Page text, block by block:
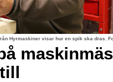
Hyrmaskiner visar hur en spik ska dras.